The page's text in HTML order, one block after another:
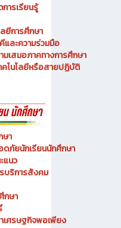
ารเรียนรู้
ยีการศึกษา
และความร่วมมือ
เสมอภาคทางการศึกษา
โนโลยีหรือสายปฏิบัติ
ษา
ภัยนักเรียนนักศึกษา
แนว
บริการสังคม
กษา
ศรษฐกิจพอเพียง